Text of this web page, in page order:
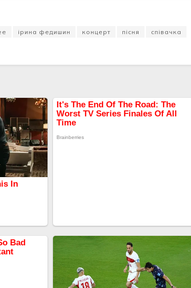
ірина федишин концерт пісня співачка